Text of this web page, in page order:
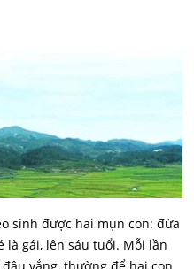
sinh được hai mụn con: đứa
gái, lên sáu tuổi. Mỗi lần